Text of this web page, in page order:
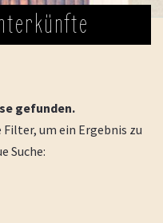
gefunden.
um ein Ergebnis zu
Suche: